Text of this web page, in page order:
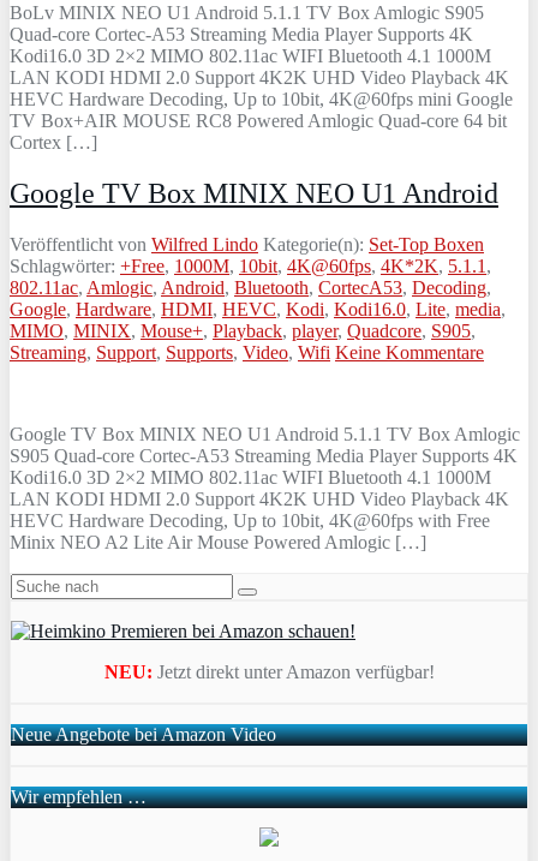
BoLv MINIX NEO U1 Android 5.1.1 TV Box Amlogic S905
Quad-core Cortec-A53 Streaming Media Player Supports 4K
Kodi16.0 3D 2×2 MIMO 802.11ac WIFI Bluetooth 4.1 1000M
LAN KODI HDMI 2.0 Support 4K2K UHD Video Playback 4K
HEVC Hardware Decoding, Up to 10bit, 4K@60fps mini Google
TV Box+AIR MOUSE RC8 Powered Amlogic Quad-core 64 bit
Cortex […]
Google TV Box MINIX NEO U1 Android
Veröffentlicht von Wilfred Lindo Kategorie(n): Set-Top Boxen
Schlagwörter: +Free, 1000M, 10bit, 4K@60fps, 4K*2K, 5.1.1 ,
802.11ac, Amlogic, Android, Bluetooth, CortecA53, Decoding,
Google, Hardware, HDMI, HEVC, Kodi, Kodi16.0, Lite, media,
MIMO, MINIX, Mouse+, Playback, player, Quadcore, S905,
Streaming, Support, Supports, Video, Wifi Keine Kommentare
Google TV Box MINIX NEO U1 Android 5.1.1 TV Box Amlogic
S905 Quad-core Cortec-A53 Streaming Media Player Supports 4K
Kodi16.0 3D 2×2 MIMO 802.11ac WIFI Bluetooth 4.1 1000M
LAN KODI HDMI 2.0 Support 4K2K UHD Video Playback 4K
HEVC Hardware Decoding, Up to 10bit, 4K@60fps with Free
Minix NEO A2 Lite Air Mouse Powered Amlogic […]
NEU: Jetzt direkt unter Amazon verfügbar!
Neue Angebote bei Amazon Video
Wir empfehlen …